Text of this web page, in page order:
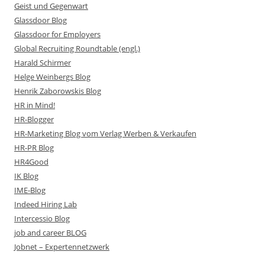
Geist und Gegenwart
Glassdoor Blog
Glassdoor for Employers
Global Recruiting Roundtable (engl.)
Harald Schirmer
Helge Weinbergs Blog
Henrik Zaborowskis Blog
HR in Mind!
HR-Blogger
HR-Marketing Blog vom Verlag Werben & Verkaufen
HR-PR Blog
HR4Good
IK Blog
IME-Blog
Indeed Hiring Lab
Intercessio Blog
job and career BLOG
Jobnet – Expertennetzwerk